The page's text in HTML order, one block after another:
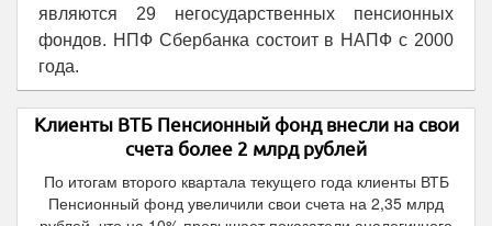
являются 29 негосударственных пенсионных
фондов. НПФ Сбербанка состоит в НАПФ с 2000
года.
Клиенты ВТБ Пенсионный фонд внесли на свои
счета более 2 млрд рублей
По итогам второго квартала текущего года клиенты ВТБ
Пенсионный фонд увеличили свои счета на 2,35 млрд